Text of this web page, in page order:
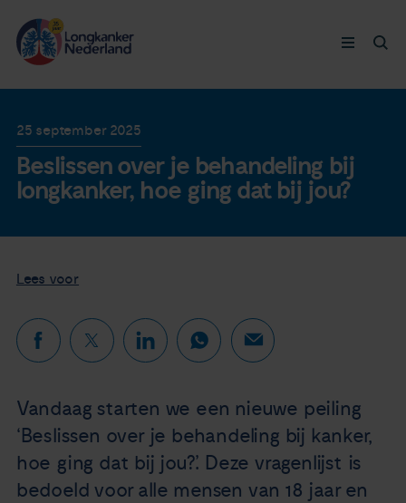
Nieuws
Agenda
Longkanker
Leven met
Thymuskankers
Steun ons
25 september 2025
Beslissen over je behandeling bij
longkanker, hoe ging dat bij jou?
Lees voor
Vandaag starten we een nieuwe peiling
‘Beslissen over je behandeling bij kanker,
hoe ging dat bij jou?’. Deze vragenlijst is
bedoeld voor alle mensen van 18 jaar en